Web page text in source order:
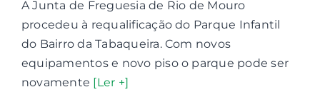
A Junta de Freguesia de Rio de Mouro
procedeu à requalificação do Parque Infantil
do Bairro da Tabaqueira. Com novos
equipamentos e novo piso o parque pode ser
novamente [Ler +]